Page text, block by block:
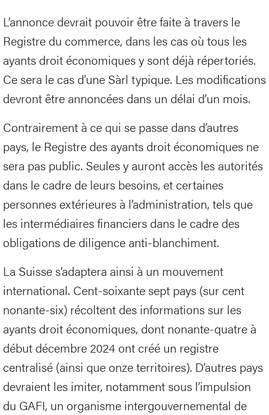
L’annonce devrait pouvoir être faite à travers le
Registre du commerce, dans les cas où tous les
ayants droit économiques y sont déjà répertoriés.
Ce sera le cas d’une Sàrl typique. Les modifications
devront être annoncées dans un délai d’un mois.
Contrairement à ce qui se passe dans d’autres
pays, le Registre des ayants droit économiques ne
sera pas public. Seules y auront accès les autorités
dans le cadre de leurs besoins, et certaines
personnes extérieures à l’administration, tels que
les intermédiaires financiers dans le cadre des
obligations de diligence anti-blanchiment.
La Suisse s’adaptera ainsi à un mouvement
international. Cent-soixante sept pays (sur cent
nonante-six) récoltent des informations sur les
ayants droit économiques, dont nonante-quatre à
début décembre 2024 ont créé un registre
centralisé (ainsi que onze territoires). D’autres pays
devraient les imiter, notamment sous l’impulsion
du GAFI, un organisme intergouvernemental de